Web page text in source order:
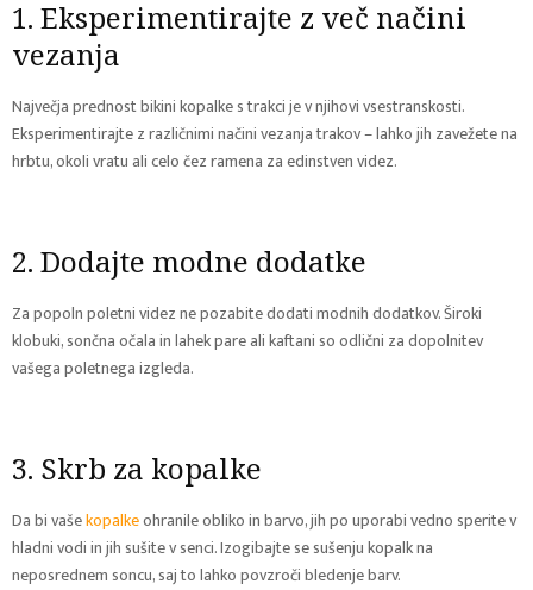
1. Eksperimentirajte z več načini
vezanja
Največja prednost bikini kopalke s trakci je v njihovi vsestranskosti.
Eksperimentirajte z različnimi načini vezanja trakov – lahko jih zavežete na
hrbtu, okoli vratu ali celo čez ramena za edinstven videz.
2. Dodajte modne dodatke
Za popoln poletni videz ne pozabite dodati modnih dodatkov. Široki
klobuki, sončna očala in lahek pare ali kaftani so odlični za dopolnitev
vašega poletnega izgleda.
3. Skrb za kopalke
Da bi vašekopalkeohranile obliko in barvo, jih po uporabi vedno sperite v
hladni vodi in jih sušite v senci. Izogibajte se sušenju kopalk na
neposrednem soncu, saj to lahko povzroči bledenje barv.